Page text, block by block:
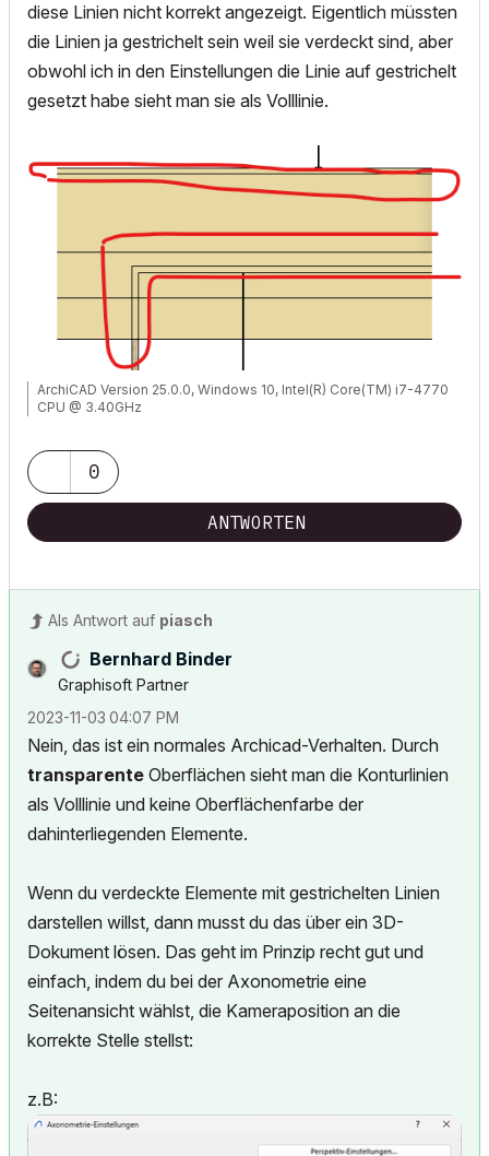
diese Linien nicht korrekt angezeigt. Eigentlich müssten
die Linien ja gestrichelt sein weil sie verdeckt sind, aber
obwohl ich in den Einstellungen die Linie auf gestrichelt
gesetzt habe sieht man sie als Volllinie.
ArchiCAD Version 25.0.0, Windows 10, Intel(R) Core(TM) i7-4770
CPU @ 3.40GHz
0
ANTWORTEN
Als Antwort auf piasch
Bernhard Binder
Graphisoft Partner
‎2023-11-03 04:07 PM
Nein, das ist ein normales Archicad-Verhalten. Durch
transparente Oberflächen sieht man die Konturlinien
als Volllinie und keine Oberflächenfarbe der
dahinterliegenden Elemente.
Wenn du verdeckte Elemente mit gestrichelten Linien
darstellen willst, dann musst du das über ein 3D-
Dokument lösen. Das geht im Prinzip recht gut und
einfach, indem du bei der Axonometrie eine
Seitenansicht wählst, die Kameraposition an die
korrekte Stelle stellst:
z.B: